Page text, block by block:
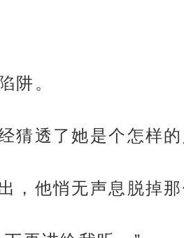
阱。
透了她是个怎样的
，他悄无声息脱掉那